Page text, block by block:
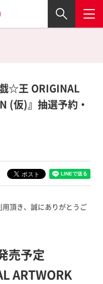
☆王 ORIGINAL
(仮)』抽選予約・
頂き、誠にありがとうご
売予定
ARTWORK